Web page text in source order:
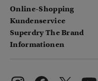
Online-Shopping
Kundenservice
Superdry The Brand
Informationen